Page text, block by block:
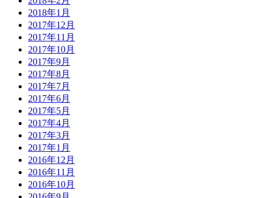
2018年1月
2017年12月
2017年11月
2017年10月
2017年9月
2017年8月
2017年7月
2017年6月
2017年5月
2017年4月
2017年3月
2017年1月
2016年12月
2016年11月
2016年10月